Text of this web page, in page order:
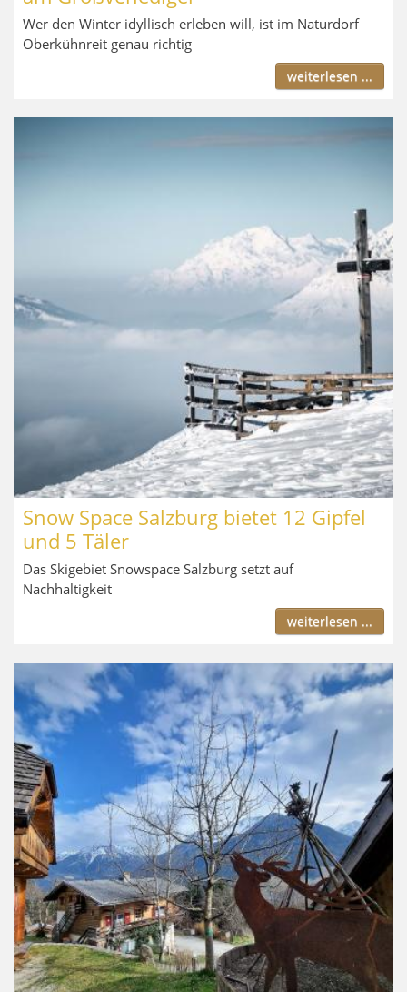
Wer den Winter idyllisch erleben will, ist im Naturdorf
Oberkühnreit genau richtig
weiterlesen ...
Snow Space Salzburg bietet 12 Gipfel
und 5 Täler
Das Skigebiet Snowspace Salzburg setzt auf
Nachhaltigkeit
weiterlesen ...